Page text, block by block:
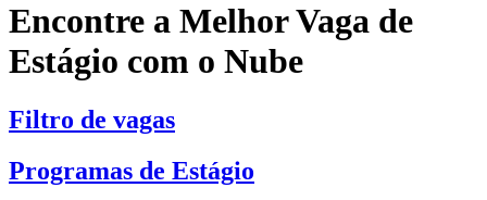
Encontre a Melhor Vaga de
Estágio com o Nube
Filtro de vagas
Programas de Estágio